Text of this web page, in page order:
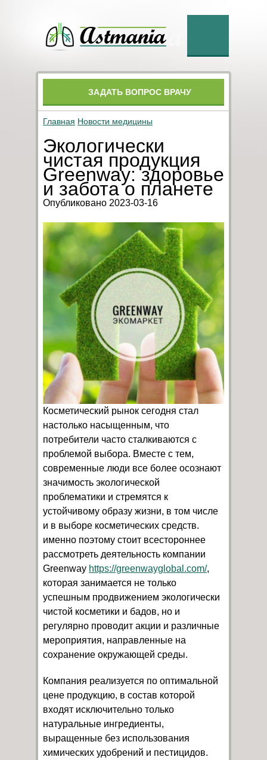
ЗАДАТЬ ВОПРОС ВРАЧУ
Главная Новости медицины
Экологически
чистая продукция
Greenway: здоровье
и забота о планете
Опубликовано 2023-03-16
Косметический рынок сегодня стал
настолько насыщенным, что
потребители часто сталкиваются с
проблемой выбора. Вместе с тем,
современные люди все более осознают
значимость экологической
проблематики и стремятся к
устойчивому образу жизни, в том числе
и в выборе косметических средств.
именно поэтому стоит всестороннее
рассмотреть деятельность компании
Greenway https://greenwayglobal.com/,
которая занимается не только
успешным продвижением экологически
чистой косметики и бадов, но и
регулярно проводит акции и различные
мероприятия, направленные на
сохранение окружающей среды.
Компания реализуется по оптимальной
цене продукцию, в состав которой
входят исключительно только
натуральные ингредиенты,
выращенные без использования
химических удобрений и пестицидов.